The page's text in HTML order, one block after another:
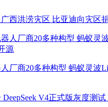
西洪涝灾区 比亚迪向灾区
厂商20多种构型 蚂蚁灵波